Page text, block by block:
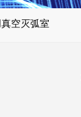
空灭弧室